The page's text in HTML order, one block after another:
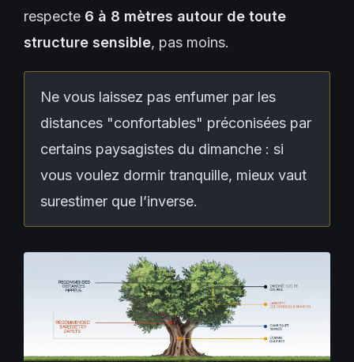
respecte 6 à 8 mètres autour de toute
structure sensible, pas moins.
Ne vous laissez pas enfumer par les
distances "confortables" préconisées par
certains paysagistes du dimanche : si
vous voulez dormir tranquille, mieux vaut
surestimer que l’inverse.